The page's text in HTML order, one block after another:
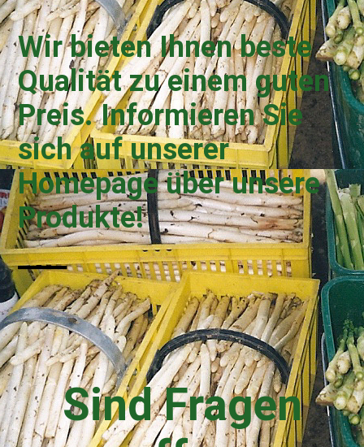
Wir bieten Ihnen beste
Qualität zu einem guten
Preis. Informieren Sie
sich auf unserer
Homepage über unsere
Produkte!
—
Sind Fragen